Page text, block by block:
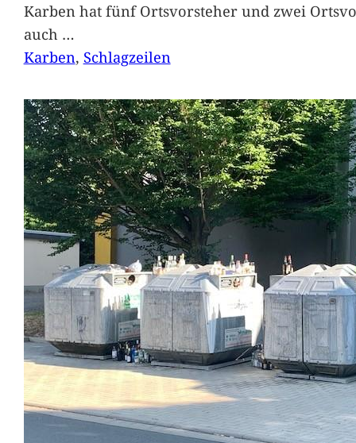
Karben hat fünf Ortsvorsteher und zwei
auch …
Karben, Schlagzeilen